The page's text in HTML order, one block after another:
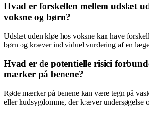
Hvad er forskellen mellem udslæt
voksne og børn?
Udslæt uden kløe hos voksne kan have
børn og kræver individuel vurdering af en
Hvad er de potentielle risici
mærker på benene?
Røde mærker på benene kan være tegn på
eller hudsygdomme, der kræver undersøgelse